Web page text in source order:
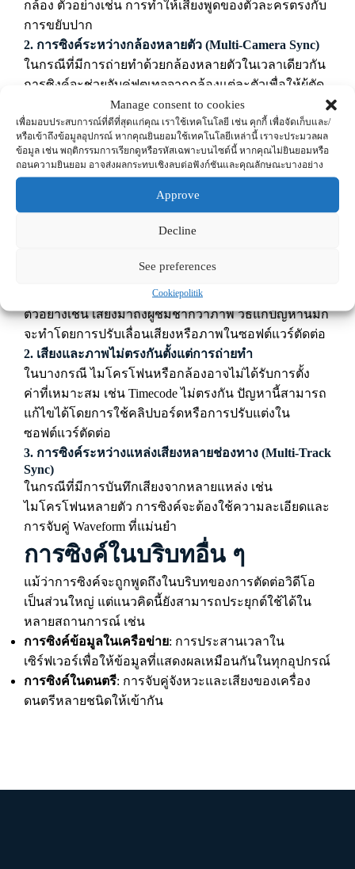
Manage consent to cookies
เพื่อมอบประสบการณ์ที่ดีที่สุดแก่คุณ เราใช้เทคโนโลยี เช่น คุกกี้ เพื่อจัดเก็บและ/
หรือเข้าถึงข้อมูลอุปกรณ์ หากคุณยินยอมใช้เทคโนโลยีเหล่านี้ เราจะประมวลผล
ข้อมูล เช่น พฤติกรรมการเรียกดูหรือรหัสเฉพาะบนไซต์นี้ หากคุณไม่ยินยอมหรือ
ถอนความยินยอม อาจส่งผลกระทบเชิงลบต่อฟังก์ชันและคุณลักษณะบางอย่าง
Approve
Decline
See preferences
Cookiepolitik
กล้อง ตัวอย่างเช่น การทำให้เสียงพูดของตัวละครตรงกับ
การขยับปาก
2. การซิงค์ระหว่างกล้องหลายตัว (Multi-Camera Sync)
ในกรณีที่มีการถ่ายทำด้วยกล้องหลายตัวในเวลาเดียวกัน
การซิงค์จะช่วยจับคู่ฟุตเทจจากกล้องแต่ละตัวเพื่อให้ผู้ตัด
ต่อสามารถสลับมุมกล้องได้อย่างลื่นไหล
3.การซิงค์เสียงในระบบไลฟ์ (Live Sync)
ในงานแสดงสดหรือการสตรีม การซิงค์เสียงแบบเรียล
ไทม์เป็นสิ่งสำคัญมากเพื่อให้เสียงจากไมโครโฟน เครื่อง
ปัญหาที่อาจเกิดขึ้นและการ
การดีเลย์เกิดขึ้นเมื่อเสียงและภาพมีความคลาดเคลื่อนกัน
ตัวอย่างเช่น เสียงมาถึงผู้ชมช้ากว่าภาพ วิธีแก้ปัญหานี้มัก
จะทำโดยการปรับเลื่อนเสียงหรือภาพในซอฟต์แวร์ตัดต่อ
2. เสียงและภาพไม่ตรงกันตั้งแต่การถ่ายทำ
ในบางกรณี ไมโครโฟนหรือกล้องอาจไม่ได้รับการตั้ง
ค่าที่เหมาะสม เช่น Timecode ไม่ตรงกัน ปัญหานี้สามารถ
แก้ไขได้โดยการใช้คลิปบอร์ดหรือการปรับแต่งใน
ซอฟต์แวร์ตัดต่อ
3. การซิงค์ระหว่างแหล่งเสียงหลายช่องทาง (Multi-Track
Sync)
ในกรณีที่มีการบันทึกเสียงจากหลายแหล่ง เช่น
ไมโครโฟนหลายตัว การซิงค์จะต้องใช้ความละเอียดและ
การจับคู่ Waveform ที่แม่นยำ
การซิงค์ในบริบทอื่น ๆ
แม้ว่าการซิงค์จะถูกพูดถึงในบริบทของการตัดต่อวิดีโอ
เป็นส่วนใหญ่ แต่แนวคิดนี้ยังสามารถประยุกต์ใช้ได้ใน
หลายสถานการณ์ เช่น
การซิงค์ข้อมูลในเครือข่าย: การประสานเวลาใน
เซิร์ฟเวอร์เพื่อให้ข้อมูลที่แสดงผลเหมือนกันในทุกอุปกรณ์
การซิงค์ในดนตรี: การจับคู่จังหวะและเสียงของเครื่อง
ดนตรีหลายชนิดให้เข้ากัน